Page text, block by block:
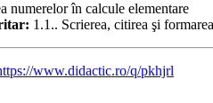
numerelor în calcule elementare
1.1.. Scrierea, citirea şi
www.didactic.ro/q/pkhjrl